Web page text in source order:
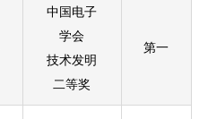
中国电子
学会
技术发明
二等奖
第一